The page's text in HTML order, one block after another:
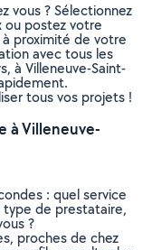
vous ? Sélectionnez
postez votre
proximité de votre
avec tous les
à Villeneuve-Saint-
tous vos projets !
à Villeneuve-
: quel service
type de prestataire,
?
proches de chez